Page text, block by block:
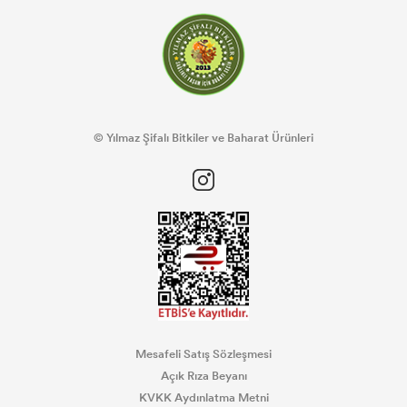
© Yılmaz Şifalı Bitkiler ve Baharat Ürünleri
Mesafeli Satış Sözleşmesi
Açık Rıza Beyanı
KVKK Aydınlatma Metni